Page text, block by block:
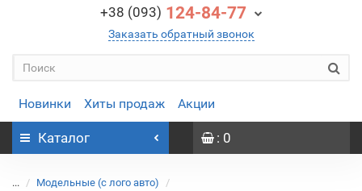
+38 (093) 124-84-77
Заказать обратный звонок
Новинки Хиты продаж Акции
Каталог : 0
... Модельные (с лого авто)